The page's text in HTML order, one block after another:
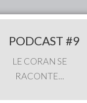
PODCAST #9
LE CORAN SE
RACONTE...